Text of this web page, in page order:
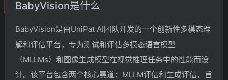
BabyVision是什么
BabyVision是由UniPat AI团队开发的一个创新性多模态理
解和评估平台，专为测试和评估多模态语言模型
（MLLMs）和图像生成模型在视觉推理任务中的性能而设
计。该平台包含两个核心赛道：MLLM评估和生成评估，旨